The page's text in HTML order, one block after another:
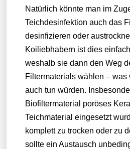
Natürlich könnte man im
Teichdesinfektion auch das
desinfizieren oder
Koiliebhabern ist dies
weshalb sie dann den Weg
Filtermaterials wählen –
auch tun würden.
Biofiltermaterial poröses
Teichmaterial eingesetzt
komplett zu trocken oder zu
sollte ein Austausch